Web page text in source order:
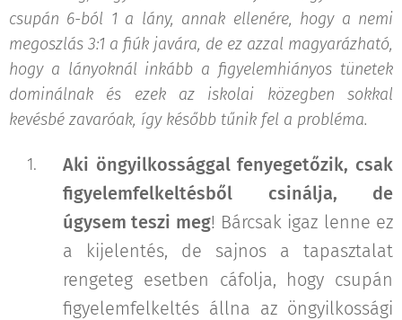
csupán 6-ból 1 a lány, annak ellenére, hogy a nemi
megoszlás 3:1 a fiúk javára, de ez azzal magyarázható,
hogy a lányoknál inkább a figyelemhiányos tünetek
dominálnak és ezek az iskolai közegben sokkal
kevésbé zavaróak, így később tűnik fel a probléma.
Aki öngyilkossággal fenyegetőzik, csak
figyelemfelkeltésből csinálja, de
úgysem teszi meg! Bárcsak igaz lenne ez
a kijelentés, de sajnos a tapasztalat
rengeteg esetben cáfolja, hogy csupán
figyelemfelkeltés állna az öngyilkossági